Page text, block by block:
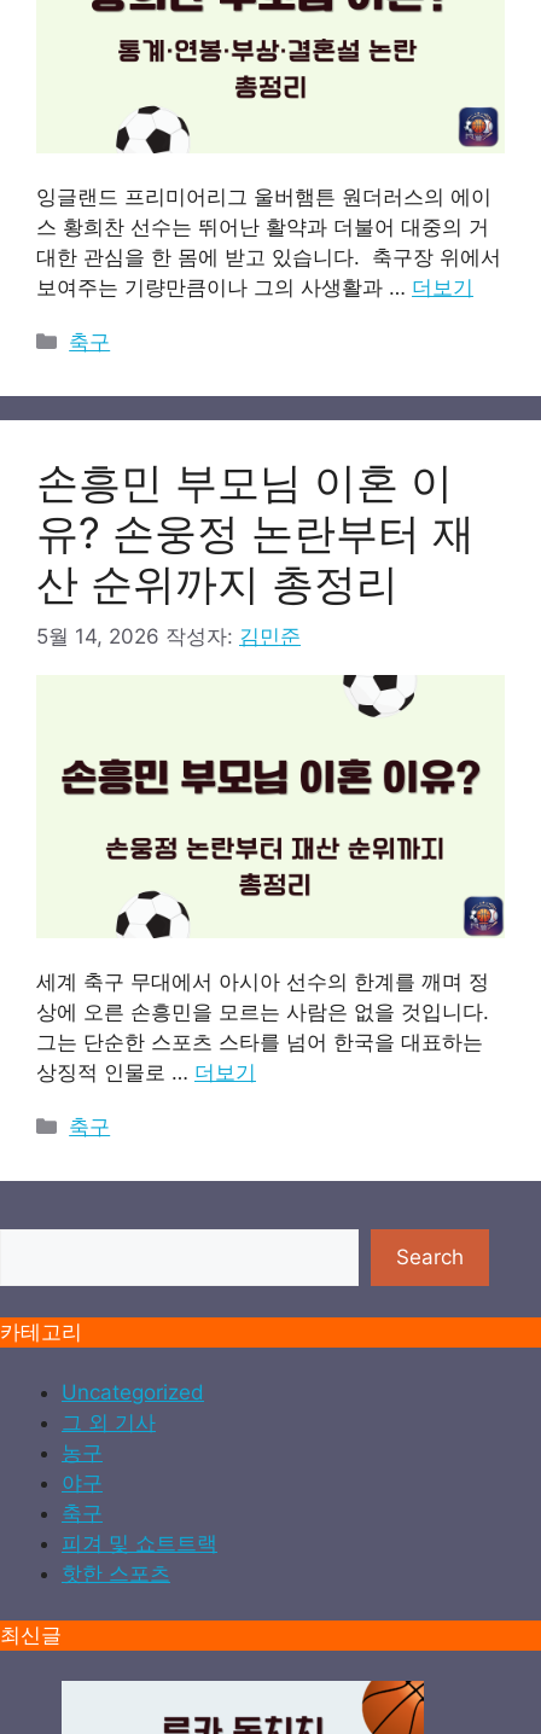
잉글랜드 프리미어리그 울버햄튼 원더러스의 에이
스 황희찬 선수는 뛰어난 활약과 더불어 대중의 거
대한 관심을 한 몸에 받고 있습니다. 축구장 위에서
보여주는 기량만큼이나 그의 사생활과 … 더보기
카
고
리
축구
손흥민 부모님 이혼 이
유? 손웅정 논란부터 재
산 순위까지 총정리
5월 14, 2026 작성자: 김민준
세계 축구 무대에서 아시아 선수의 한계를 깨며 정
상에 오른 손흥민을 모르는 사람은 없을 것입니다.
그는 단순한 스포츠 스타를 넘어 한국을 대표하는
상징적 인물로 … 더보기
카
고
축구
Search
카테고리
Uncategorized
그 외 기사
농구
야구
축구
피겨 및 쇼트트랙
핫한 스포츠
최신글